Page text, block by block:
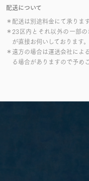
配送について
＊配送は別途料金にて承ります
＊23区内とそれ以外の一部
が直接お伺いしております。
＊遠方の場合は運送会社によ
る場合がありますので予め